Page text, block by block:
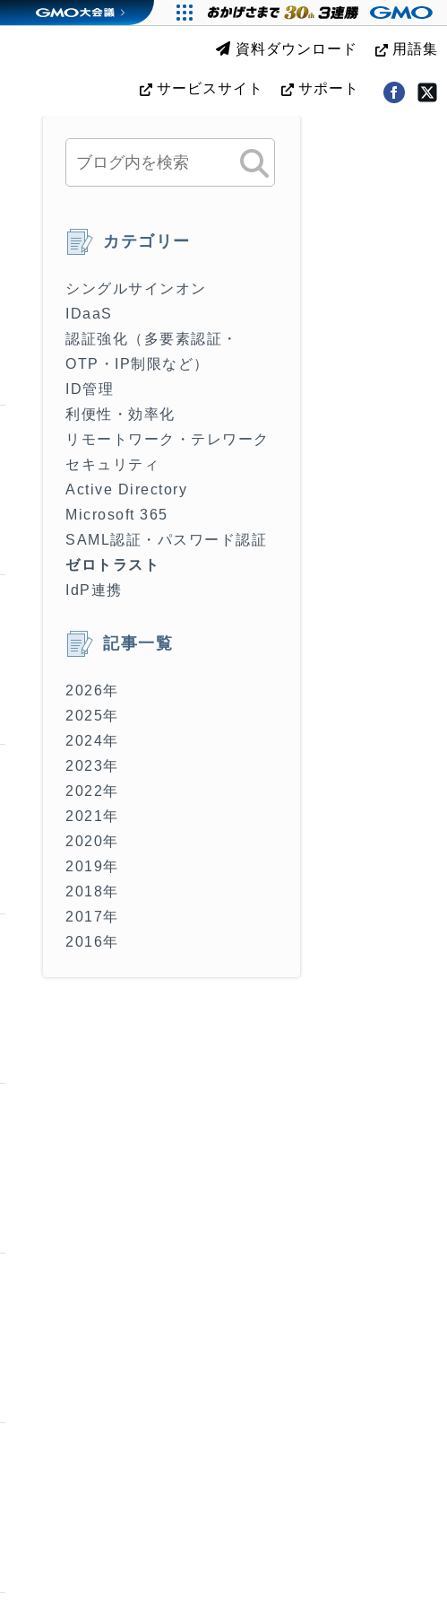
資料ダウンロード 用語集
サービスサイト サポート
カテゴリー
シングルサインオン
IDaaS
認証強化（多要素認証・
OTP・IP制限など）
ID管理
利便性・効率化
リモートワーク・テレワーク
セキュリティ
Active Directory
Microsoft 365
SAML認証・パスワード認証
ゼロトラスト
IdP連携
記事一覧
2026年
2025年
2024年
2023年
2022年
2021年
2020年
2019年
2018年
2017年
2016年